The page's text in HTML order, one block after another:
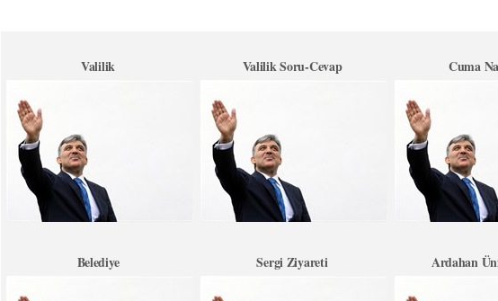
Valilik Valilik Soru-Cevap Cuma
Belediye Sergi Ziyareti Ardahan